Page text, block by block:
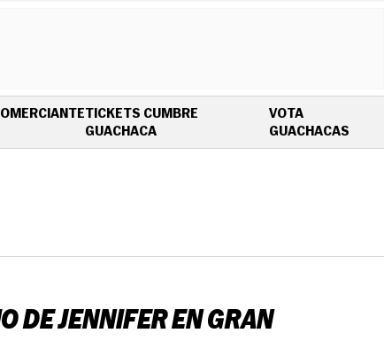
TICKETS CUMBRE
GUACHACAOPENS IN NEW WINDOW
VOTA
GUACHACAS
DE JENNIFER EN GRAN